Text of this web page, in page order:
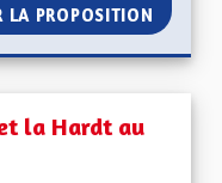
LA PROPOSITION
la Hardt au